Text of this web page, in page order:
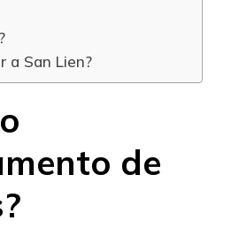
a San Lien?
de